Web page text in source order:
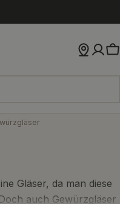
Gläser, da man diese
auch Gewürzgläser